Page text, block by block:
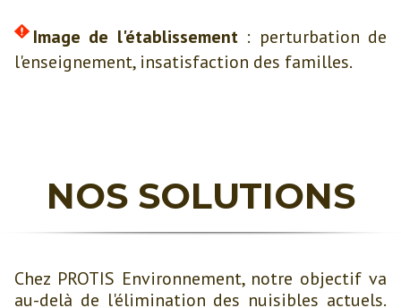
Image de l'établissement: perturbation de
l'enseignement, insatisfaction des familles.
NOS SOLUTIONS
Chez PROTIS Environnement, notre objectif va
au-delà de l'élimination des nuisibles actuels.